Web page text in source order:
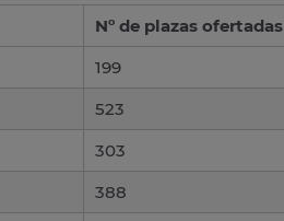
Nº de plazas ofertadas
199
523
303
388